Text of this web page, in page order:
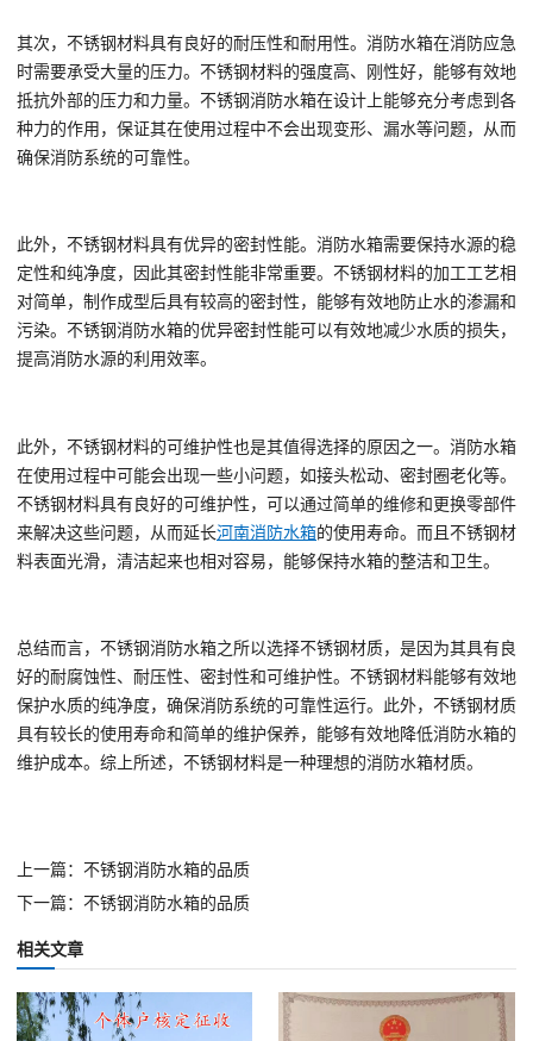
其次，不锈钢材料具有良好的耐压性和耐用性。消防水箱在消防应急
时需要承受大量的压力。不锈钢材料的强度高、刚性好，能够有效地
抵抗外部的压力和力量。不锈钢消防水箱在设计上能够充分考虑到各
种力的作用，保证其在使用过程中不会出现变形、漏水等问题，从而
确保消防系统的可靠性。
此外，不锈钢材料具有优异的密封性能。消防水箱需要保持水源的稳
定性和纯净度，因此其密封性能非常重要。不锈钢材料的加工工艺相
对简单，制作成型后具有较高的密封性，能够有效地防止水的渗漏和
污染。不锈钢消防水箱的优异密封性能可以有效地减少水质的损失，
提高消防水源的利用效率。
此外，不锈钢材料的可维护性也是其值得选择的原因之一。消防水箱
在使用过程中可能会出现一些小问题，如接头松动、密封圈老化等。
不锈钢材料具有良好的可维护性，可以通过简单的维修和更换零部件
来解决这些问题，从而延长河南消防水箱的使用寿命。而且不锈钢材
料表面光滑，清洁起来也相对容易，能够保持水箱的整洁和卫生。
总结而言，不锈钢消防水箱之所以选择不锈钢材质，是因为其具有良
好的耐腐蚀性、耐压性、密封性和可维护性。不锈钢材料能够有效地
保护水质的纯净度，确保消防系统的可靠性运行。此外，不锈钢材质
具有较长的使用寿命和简单的维护保养，能够有效地降低消防水箱的
维护成本。综上所述，不锈钢材料是一种理想的消防水箱材质。
上一篇：不锈钢消防水箱的品质
下一篇：不锈钢消防水箱的品质
相关文章